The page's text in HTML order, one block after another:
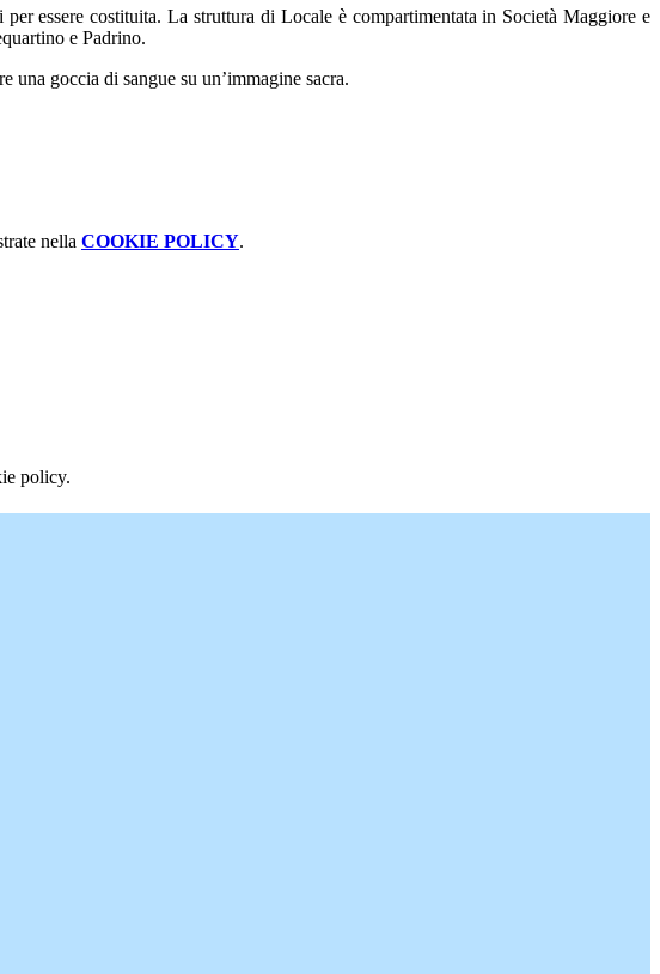
essere costituita. La struttura di Locale è compartimentata in Società Maggiore e
e Padrino.
una goccia di sangue su un’immagine sacra.
nella COOKIE POLICY.
policy.